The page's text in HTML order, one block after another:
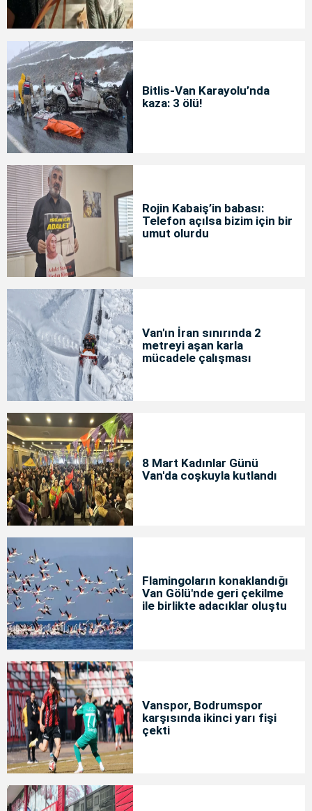
Bitlis-Van Karayolu’nda
kaza: 3 ölü!
Rojin Kabaiş’in babası:
Telefon açılsa bizim için bir
umut olurdu
Van'ın İran sınırında 2
metreyi aşan karla
mücadele çalışması
8 Mart Kadınlar Günü
Van'da coşkuyla kutlandı
Flamingoların konaklandığı
Van Gölü'nde geri çekilme
ile birlikte adacıklar oluştu
Vanspor, Bodrumspor
karşısında ikinci yarı fişi
çekti